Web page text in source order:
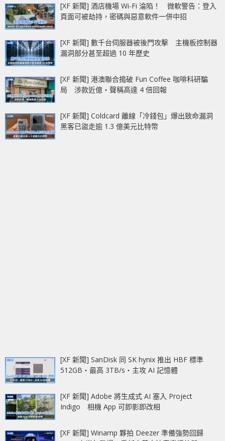
[XF 新聞] 酒店機場 Wi-Fi 淪陷！ 微軟警告：登入
頁面可被劫持，密碼與惡意軟件一併中招
[XF 新聞] 數千台伺服器被後門攻擊 主機板控制器
漏洞部分甚至超過 10 年歷史
[XF 新聞] 港澳聯合搗破 Fun Coffee 咖啡科研騙
局 涉款近億‧聲稱高達 4 倍回報
[XF 新聞] Coldcard 離線「冷錢包」爆出致命漏洞
黑客已盜走逾 1.3 億美元比特幣
[XF 新聞] SanDisk 同 SK hynix 推出 HBF 標準
512GB‧最高 3TB/s‧主攻 AI 記憶體
[XF 新聞] Adobe 將生成式 AI 塞入 Project
Indigo 相機 App 可即影即改相
[XF 新聞] Winamp 夥拍 Deezer 準備強勢回歸